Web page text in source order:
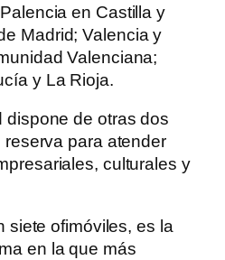
en Castilla y
Madrid; Valencia y
Valenciana;
y La Rioja.
dispone de otras dos
para atender
culturales y
siete ofimóviles, es la
en la que más